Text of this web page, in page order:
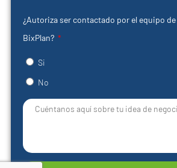
¿Autoriza ser contactado por el equipo
BixPlan?
Si
No